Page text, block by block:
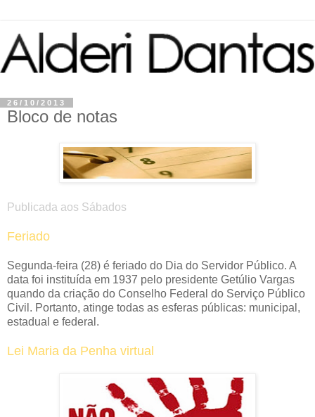
26/10/2013
Bloco de notas
Publicada aos Sábados
Feriado
Segunda-feira (28) é feriado do Dia do Servidor Público. A
data foi instituída em 1937 pelo presidente Getúlio Vargas
quando da criação do Conselho Federal do Serviço Público
Civil. Portanto, atinge todas as esferas públicas: municipal,
estadual e federal.
Lei Maria da Penha virtual